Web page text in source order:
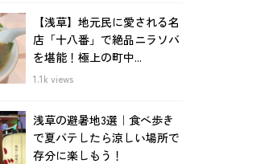
【浅草】地元民に愛される名
店「十八番」で絶品ニラソバ
を堪能！極上の町中...
1.1k views
浅草の避暑地3選｜食べ歩き
で夏バテしたら涼しい場所で
存分に楽しもう！